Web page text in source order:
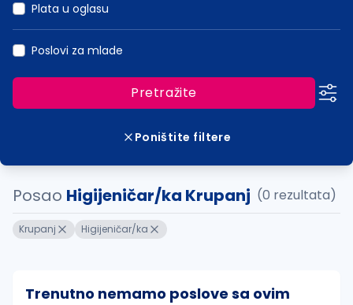
Plata u oglasu
Poslovi za mlade
Pretražite
Poništite filtere
Posao Higijeničar/ka Krupanj (0 rezultata)
Krupanj Higijeničar/ka
Trenutno nemamo poslove sa ovim